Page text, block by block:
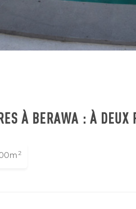
À BERAWA : À DEUX
2